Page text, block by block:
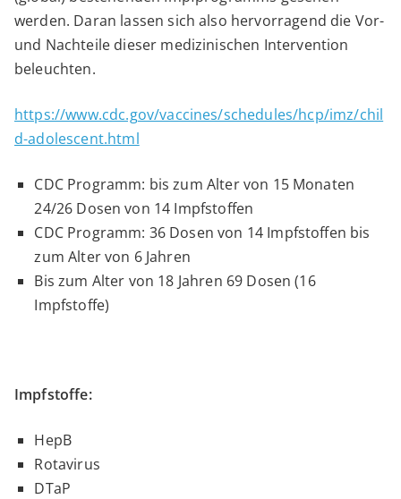
werden. Daran lassen sich also hervorragend die Vor-
und Nachteile dieser medizinischen Intervention
beleuchten.
https://www.cdc.gov/vaccines/schedules/hcp/imz/chil
d-adolescent.html
CDC Programm: bis zum Alter von 15 Monaten
24/26 Dosen von 14 Impfstoffen
CDC Programm: 36 Dosen von 14 Impfstoffen bis
zum Alter von 6 Jahren
Bis zum Alter von 18 Jahren 69 Dosen (16
Impfstoffe)
Impfstoffe:
HepB
Rotavirus
DTaP